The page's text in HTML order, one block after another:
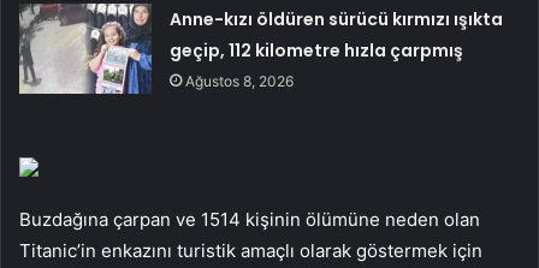
Anne-kızı öldüren sürücü kırmızı ışıkta
geçip, 112 kilometre hızla çarpmış
Ağustos 8, 2026
Buzdağına çarpan ve 1514 kişinin ölümüne neden olan
Titanic’in enkazını turistik amaçlı olarak göstermek için